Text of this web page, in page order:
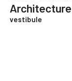
vestibule